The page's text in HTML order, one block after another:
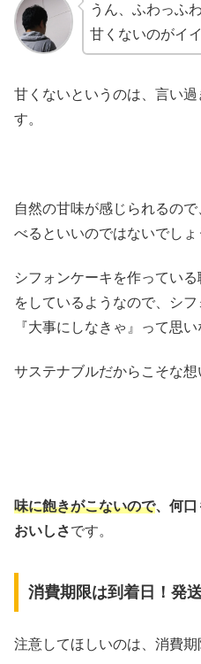
うん、ふわっふわ
甘くないのがイイ
甘くないというのは、言い過
す。
自然の甘味が感じられるの
べるといいのではないでしょ
シフォンケーキを作ってい
をしているようなので、シ
『大事にしなきゃ』って思
サステナブルだからこそな想
味に飽きがこないので、何口
おいしさです。
消費期限は到着日！発
注意してほしいのは、消費期